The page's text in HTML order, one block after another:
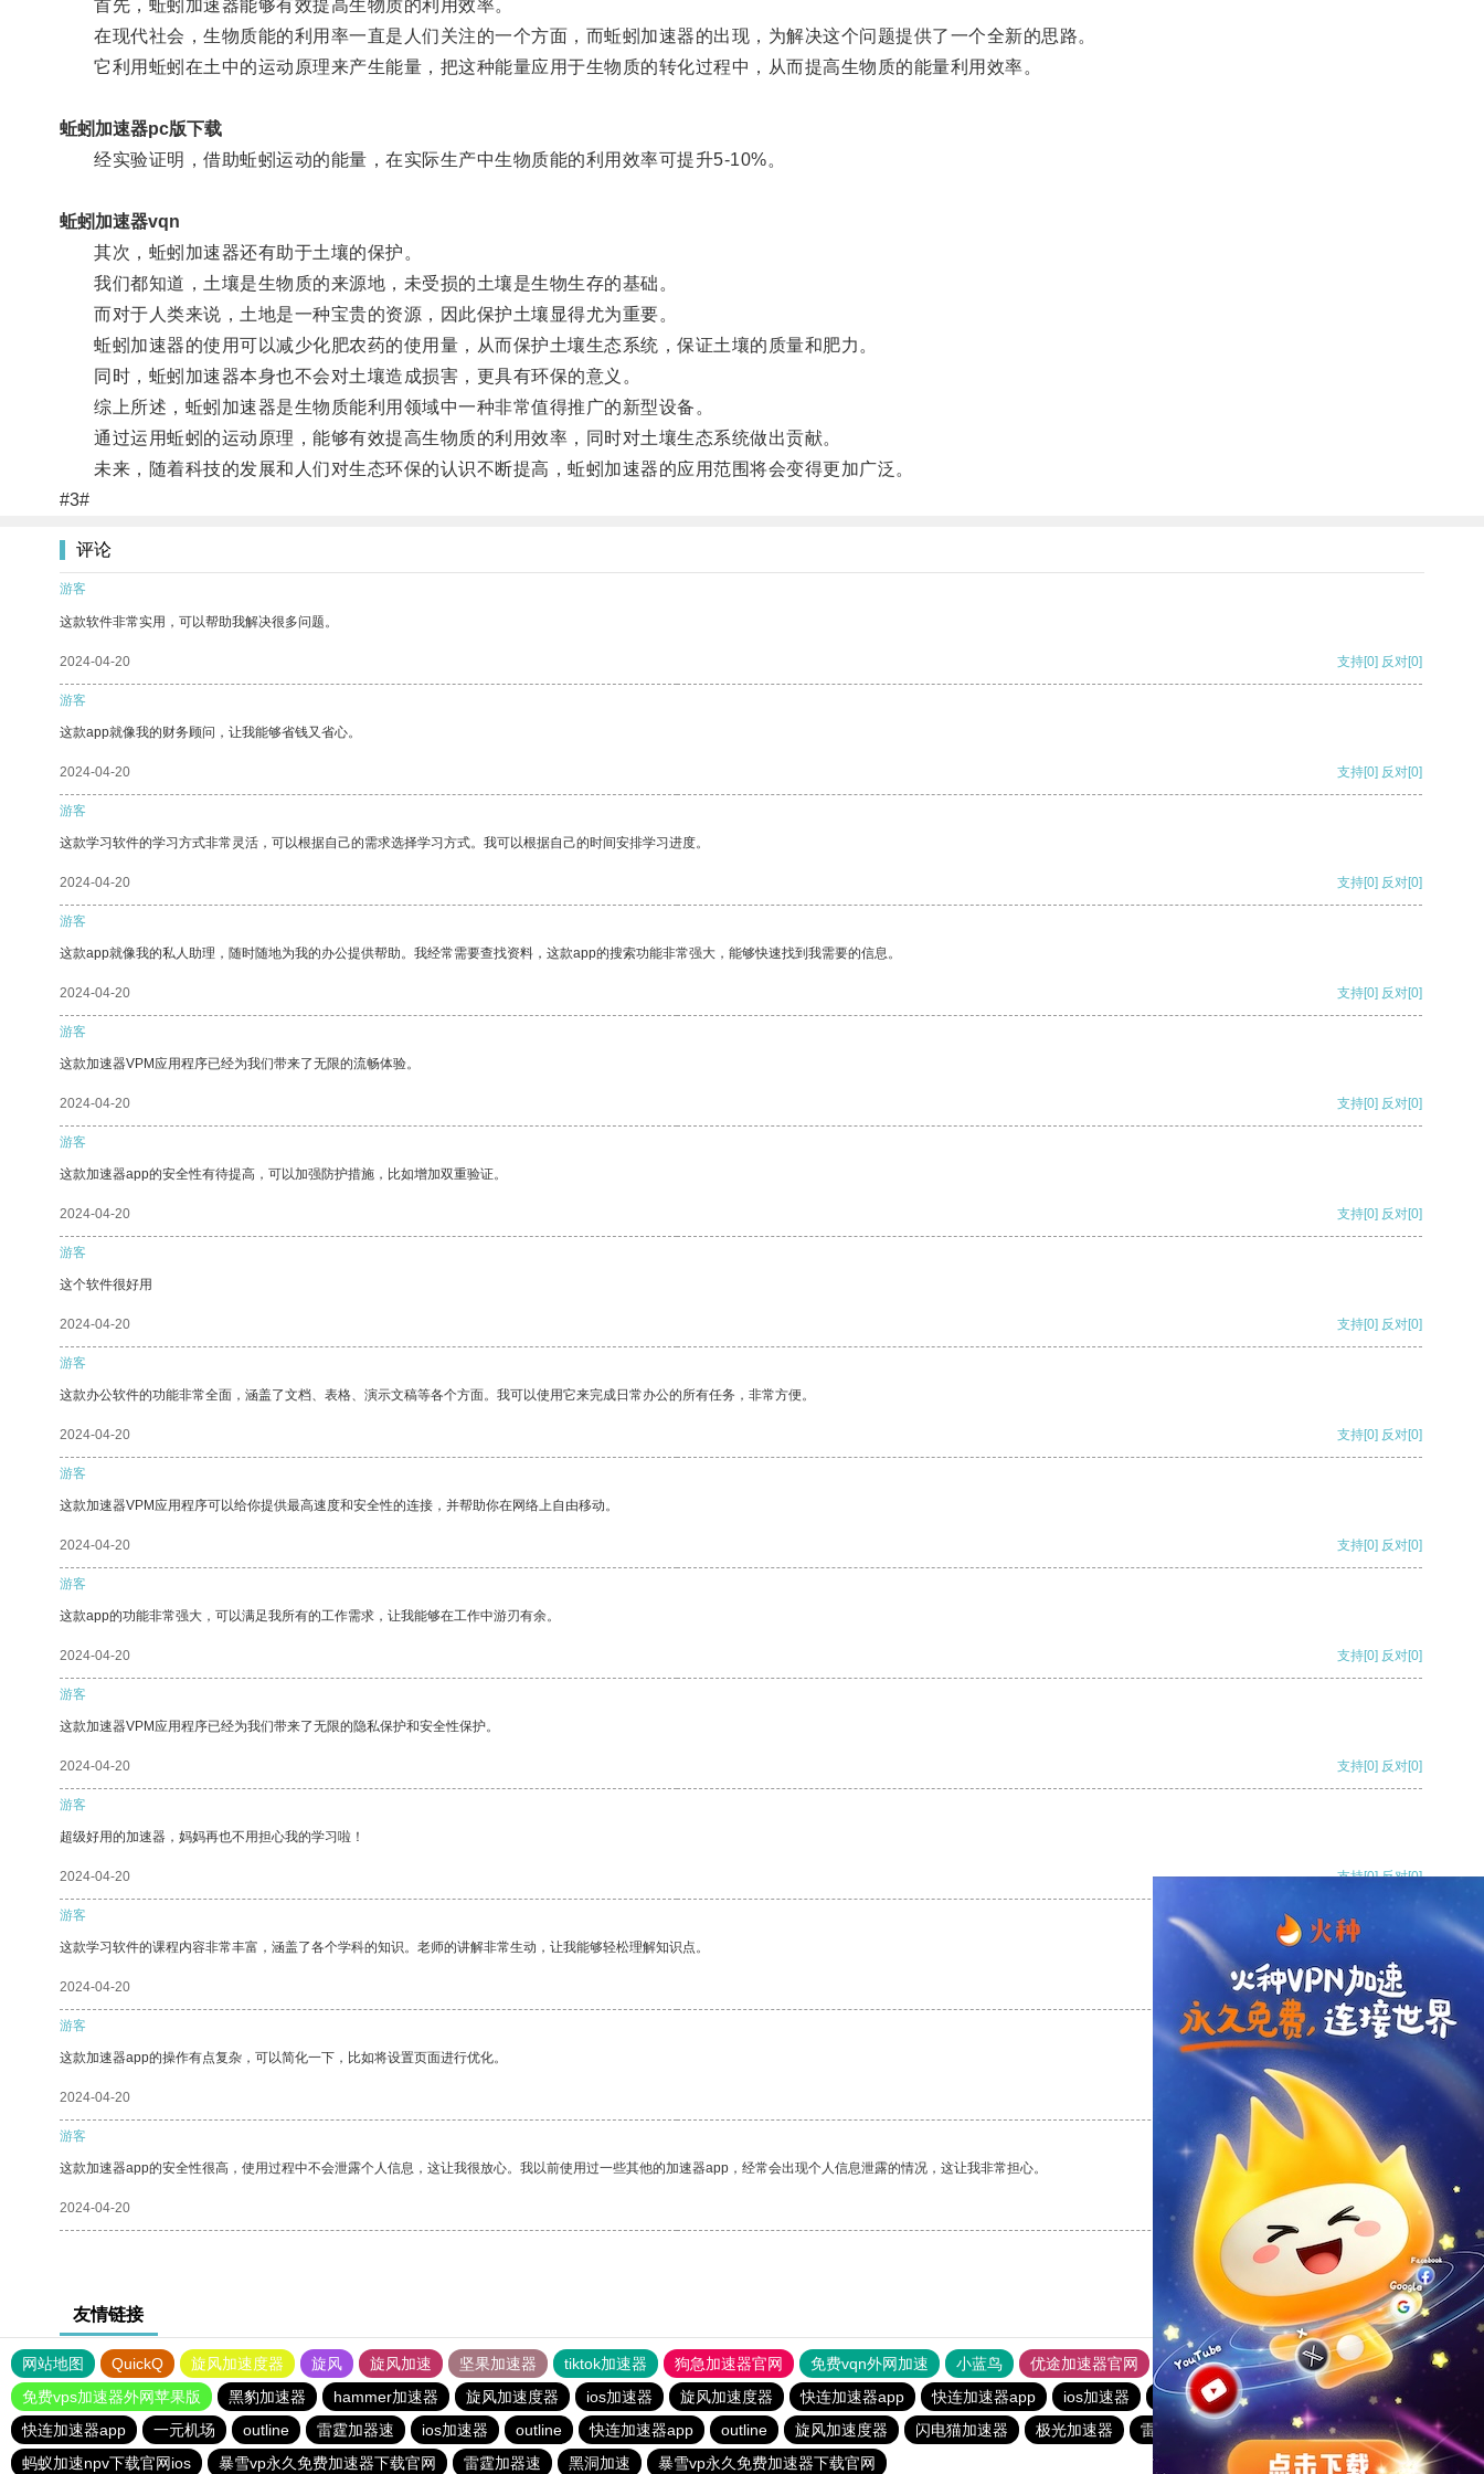
首先，蚯蚓加速器能够有效提高生物质的利用效率。
在现代社会，生物质能的利用率一直是人们关注的一个方面，而蚯蚓加速器的出现，为解决这个问题提供了一个全新的思路。
它利用蚯蚓在土中的运动原理来产生能量，把这种能量应用于生物质的转化过程中，从而提高生物质的能量利用效率。
蚯蚓加速器pc版下载
经实验证明，借助蚯蚓运动的能量，在实际生产中生物质能的利用效率可提升5-10%。
蚯蚓加速器vqn
其次，蚯蚓加速器还有助于土壤的保护。
我们都知道，土壤是生物质的来源地，未受损的土壤是生物生存的基础。
而对于人类来说，土地是一种宝贵的资源，因此保护土壤显得尤为重要。
蚯蚓加速器的使用可以减少化肥农药的使用量，从而保护土壤生态系统，保证土壤的质量和肥力。
同时，蚯蚓加速器本身也不会对土壤造成损害，更具有环保的意义。
综上所述，蚯蚓加速器是生物质能利用领域中一种非常值得推广的新型设备。
通过运用蚯蚓的运动原理，能够有效提高生物质的利用效率，同时对土壤生态系统做出贡献。
未来，随着科技的发展和人们对生态环保的认识不断提高，蚯蚓加速器的应用范围将会变得更加广泛。
#3#
评论
游客
这款软件非常实用，可以帮助我解决很多问题。
2024-04-20 支持[0] 反对[0]
游客
这款app就像我的财务顾问，让我能够省钱又省心。
2024-04-20 支持[0] 反对[0]
游客
这款学习软件的学习方式非常灵活，可以根据自己的需求选择学习方式。我可以根据自己的时间安排学习进度。
2024-04-20 支持[0] 反对[0]
游客
这款app就像我的私人助理，随时随地为我的办公提供帮助。我经常需要查找资料，这款app的搜索功能非常强大，能够快速找到我需要的信息。
2024-04-20 支持[0] 反对[0]
游客
这款加速器VPM应用程序已经为我们带来了无限的流畅体验。
2024-04-20 支持[0] 反对[0]
游客
这款加速器app的安全性有待提高，可以加强防护措施，比如增加双重验证。
2024-04-20 支持[0] 反对[0]
游客
这个软件很好用
2024-04-20 支持[0] 反对[0]
游客
这款办公软件的功能非常全面，涵盖了文档、表格、演示文稿等各个方面。我可以使用它来完成日常办公的所有任务，非常方便。
2024-04-20 支持[0] 反对[0]
游客
这款加速器VPM应用程序可以给你提供最高速度和安全性的连接，并帮助你在网络上自由移动。
2024-04-20 支持[0] 反对[0]
游客
这款app的功能非常强大，可以满足我所有的工作需求，让我能够在工作中游刃有余。
2024-04-20 支持[0] 反对[0]
游客
这款加速器VPM应用程序已经为我们带来了无限的隐私保护和安全性保护。
2024-04-20 支持[0] 反对[0]
游客
超级好用的加速器，妈妈再也不用担心我的学习啦！
2024-04-20 支持[0] 反对[0]
游客
这款学习软件的课程内容非常丰富，涵盖了各个学科的知识。老师的讲解非常生动，让我能够轻松理解知识点。
2024-04-20 支持[0] 反对
游客
这款加速器app的操作有点复杂，可以简化一下，比如将设置页面进行优化。
2024-04-20 支持
游客
这款加速器app的安全性很高，使用过程中不会泄露个人信息，这让我很放心。我以前使用过一些其他的加速器app，经常会出现个人信息泄露的情况，这让我非常担心。
2024-04-20 支持 反对 [0]
友情链接
网站地图 QuickQ 旋风加速度器 旋风 旋风加速 坚果加速器 tiktok加速器 狗急加速器官网 免费vqn外网加速 小蓝鸟 优途加速器官网 风驰加速器 旋风加速器
八戒看书
免费vps加速器外网苹果版
黑豹加速器 hammer加速器 旋风加速度器 ios加速器 旋风加速度器 快连加速器app 快连加速器app ios加速器 雷霆加器速 ios加速器
旋风加速度器
快连加速器app
一元机场 outline 雷霆加器速 ios加速器 outline 快连加速器app outline 旋风加速度器 闪电猫加速器 极光加速器 雷霆加器速
outline
蚂蚁加速npv下载官网ios
暴雪vp永久免费加速器下载官网 雷霆加器速 黑洞加速 暴雪vp永久免费加速器下载官网